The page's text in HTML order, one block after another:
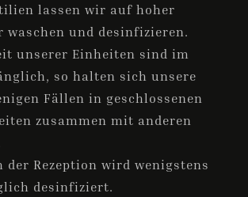
lassen wir auf hoher
waschen und desinfizieren.
unserer Einheiten sind im
so halten sich unsere
Fällen in geschlossenen
zusammen mit anderen
der Rezeption wird wenigstens
desinfiziert.